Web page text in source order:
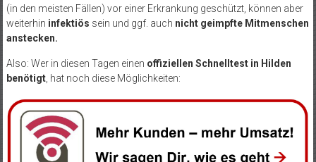
(in den meisten Fällen) vor einer Erkrankung geschützt, können aber
weiterhin infektiös sein und ggf. auch nicht geimpfte Mitmenschen
anstecken.
Also: Wer in diesen Tagen einen offiziellen Schnelltest in Hilden
benötigt, hat noch diese Möglichkeiten: